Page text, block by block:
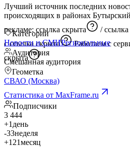
Лучший источник последних
происходящих в районах Бутырский
рекламе: ссылка скрыта /
сссылка скрыта Работаем с
скрыта
Категории
Новости и СМИРегиональные
Аудитория
Смешанная аудитория
Геометка
СВАО (Москва)
Статистика от MaxFrame.ru
Подписчики
3 444
+1 день
-33неделя
+121месяц